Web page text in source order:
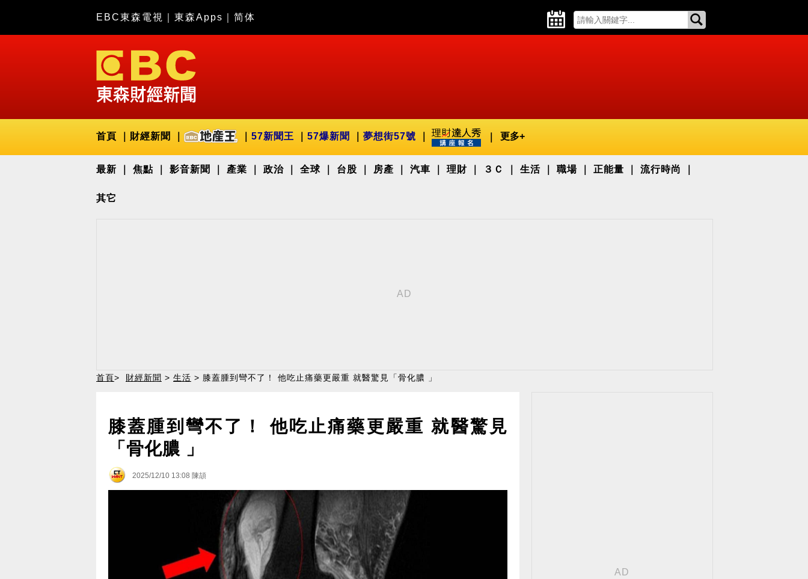
EBC東森電視 東森Apps 简体
首頁 財經新聞 57新聞王 57爆新聞 夢想街57號 更多+
最新 焦點 影音新聞 產業 政治 全球 台股 房產 汽車 理財 ３Ｃ 生活 職場 正能量 流行時尚
其它
首頁> 財經新聞 > 生活 > 膝蓋腫到彎不了！ 他吃止痛藥更嚴重 就醫驚見「骨化膿 」
膝蓋腫到彎不了！ 他吃止痛藥更嚴重 就醫驚見
「骨化膿 」
2025/12/10 13:08 陳頡